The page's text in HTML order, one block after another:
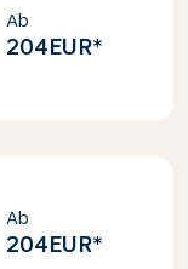
Ab
204EUR*
Ab
204EUR*